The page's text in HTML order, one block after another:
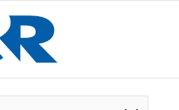
EN